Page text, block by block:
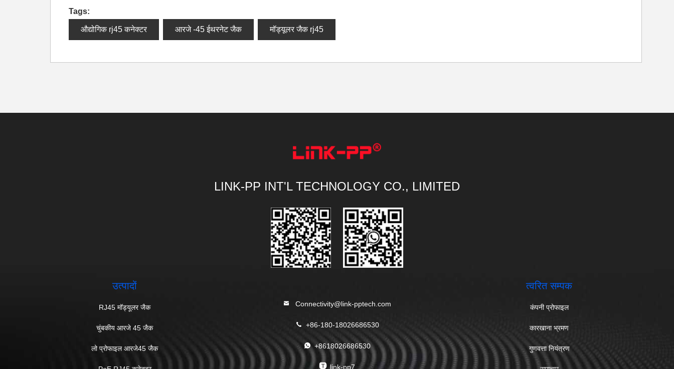
Tags:
औद्योगिक rj45 कनेक्टर आरजे -45 ईथरनेट जैक मॉड्यूलर जैक rj45
LINK-PP INT'L TECHNOLOGY CO., LIMITED
उत्पादों
RJ45 मॉड्यूलर जैक
चुंबकीय आरजे 45 जैक
लो प्रोफाइल आरजे45 जैक
Connectivity@link-pptech.com
+86-180-18026686530
+8618026686530
link-pp7
त्वरित सम्पक
कंपनी प्रोफाइल
कारखाना भ्रमण
गुणवत्ता नियंत्रण